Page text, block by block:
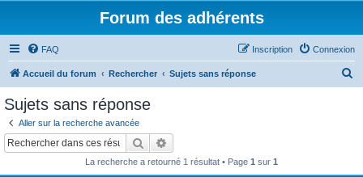
Forum des adhérents
FAQ Connexion
Inscription
Accueil du forum Rechercher Sujets sans réponse
Sujets sans réponse
Aller sur la recherche avancée
Rechercher
La recherche a retourné 1 résultat • Page 1 sur 1